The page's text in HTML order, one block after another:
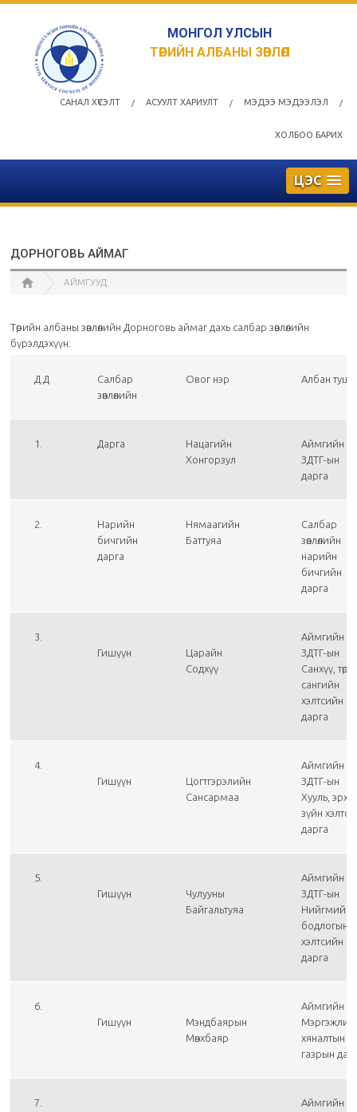
МОНГОЛ УЛСЫН
ТӨРИЙН АЛБАНЫ ЗӨВЛӨЛ
САНАЛ ХҮСЭЛТ / АСУУЛТ ХАРИУЛТ / МЭДЭЭ МЭДЭЭЛЭЛ /
ХОЛБОО БАРИХ
ЦЭС
ДОРНОГОВЬ АЙМАГ
АЙМГУУД
Төрийн албаны зөвлөлийн Дорноговь аймаг дахь салбар зөвлөлийн
бүрэлдэхүүн:
Д.Д
Салбар
зөвлөлийн
Овог нэр Албан
1. Дарга
Нацагийн
Хонгорзул
Аймгийн
ЗДТГ-ын
дарга
2.
Нарийн
бичгийн
дарга
Нямаагийн
Баттуяа
Салбар
зөвлөлийн
нарийн
бичгийн
дарга
3.
Гишүүн
Царайн
Содхүү
Аймгийн
ЗДТГ-ын
Санхүү,
сангийн
хэлтсийн
дарга
4.
Гишүүн
Цогтгэрэлийн
Сансармаа
Аймгийн
ЗДТГ-ын
Хууль, эрх
зүйн
дарга
5.
Гишүүн
Чулууны
Байгальтуяа
Аймгийн
ЗДТГ-ын
Нийгмийн
бодлогын
хэлтсийн
дарга
6.
Гишүүн
Мэндбаярын
Мөнхбаяр
Аймгийн
хяналтын
газрын
7.
Аймгийн